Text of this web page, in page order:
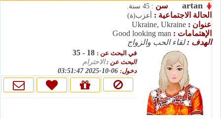
artan سن : 45 سنة.
الحالة الاجتماعية : أعزب(ة)
عنوان : Ukraine, Ukraine
الإهتمامات : Good looking man
الهدف :لقاء الحب والزواج
في البحث عن :
البحث عن :الاحترام
دخول: